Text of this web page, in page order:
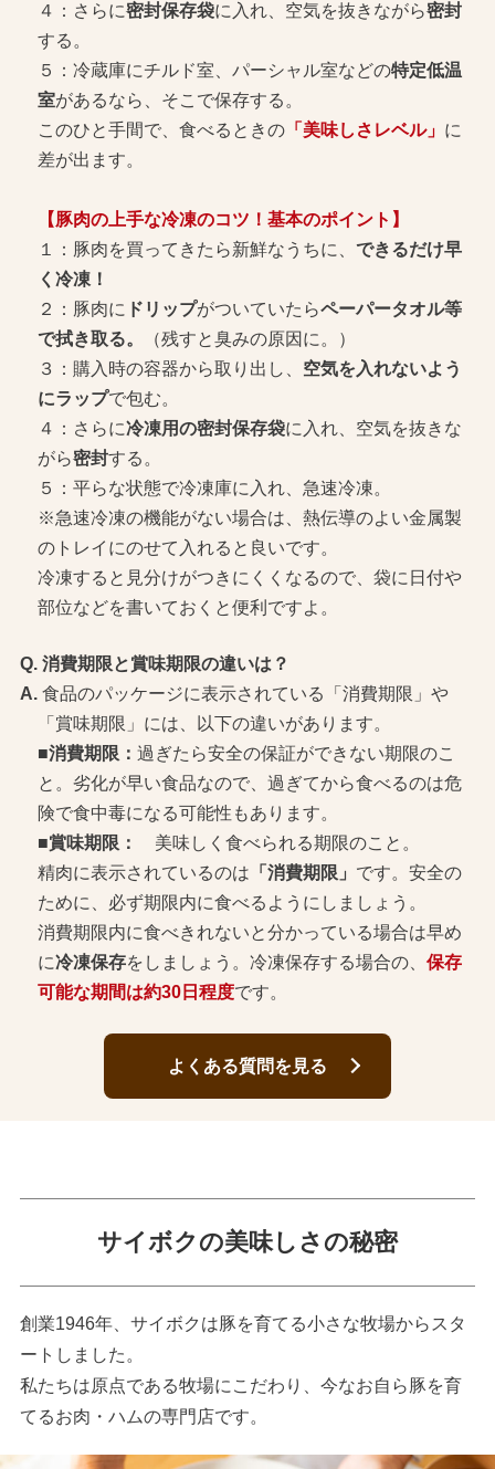
４：さらに密封保存袋に入れ、空気を抜きながら密封
する。
５：冷蔵庫にチルド室、パーシャル室などの特定低温
室があるなら、そこで保存する。
このひと手間で、食べるときの「美味しさレベル」 に
差が出ます。
【豚肉の上手な冷凍のコツ！基本のポイント】
１：豚肉を買ってきたら新鮮なうちに、 できるだけ早
く冷凍！
２：豚肉に ドリップがついていたらペーパータオル等
で拭き取る。
（残すと臭みの原因に。）
３：購入時の容器から取り出し、 空気を入れないよう
にラップで包む。
４：さらに冷凍用の密封保存袋に入れ、空気を抜きな
がら密封する。
５：平らな状態で冷凍庫に入れ、急速冷凍。
※急速冷凍の機能がない場合は、熱伝導のよい金属製
のトレイにのせて入れると良いです。
冷凍すると見分けがつきにくくなるので、袋に日付や
部位などを書いておくと便利ですよ。
消費期限と賞味期限の違いは？
食品のパッケージに表示されている「消費期限」や
「賞味期限」には、以下の違いがあります。
■消費期限： 過ぎたら安全の保証ができない期限のこ
と。劣化が早い食品なので、過ぎてから食べるのは危
険で食中毒になる可能性もあります。
■賞味期限： 美味しく食べられる期限のこと。
精肉に表示されているのは 「消費期限」 です。安全の
ために、必ず期限内に食べるようにしましょう。
消費期限内に食べきれないと分かっている場合は早め
に冷凍保存をしましょう。冷凍保存する場合の、 保存
可能な期間は約30日程度です。
よくある質問を見る
サイボクの美味しさの秘密
創業1946年、サイボクは豚を育てる小さな牧場からスタ
ートしました。
私たちは原点である牧場にこだわり、今なお自ら豚を育
てるお肉・ハムの専門店です。